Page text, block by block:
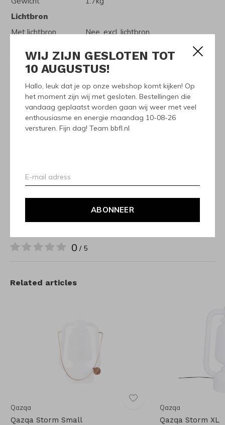
WIJ ZIJN GESLOTEN TOT
10 AUGUSTUS!
Hallo, leuk dat je op onze webshop komt kijken! Op
het moment zijn wij met gesloten. Bestellingen die
vandaag geplaatst worden gaan wij weer met veel
enthousiasme en energie maandag 10-08-26
versturen. Fijn dag! Team bbfl.nl
ABONNEER
Lichtbron
Met lichtbron
Nee, excl. lichtbron
Fitting
E27
Geschikte lichtbron
Spaarlamp
Wattage
50
Aansluitspanning
220V/230V
Dimbaar
Niet dimbaar
0 / 5
Related articles
Qazqa
Qazqa Storm Small
Qazqa
Qazqa Storm XL